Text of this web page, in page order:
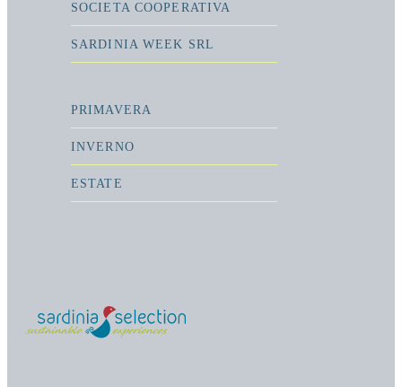
SOCIETA COOPERATIVA
SARDINIA WEEK SRL
PRIMAVERA
INVERNO
ESTATE